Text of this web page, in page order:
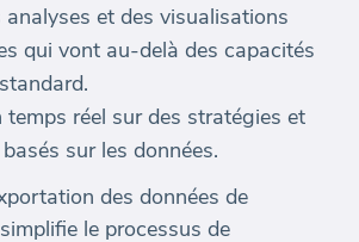
analyses et des visualisations
qui vont au-delà des capacités
temps réel sur des stratégies et
sur les données.
des données de
le processus de